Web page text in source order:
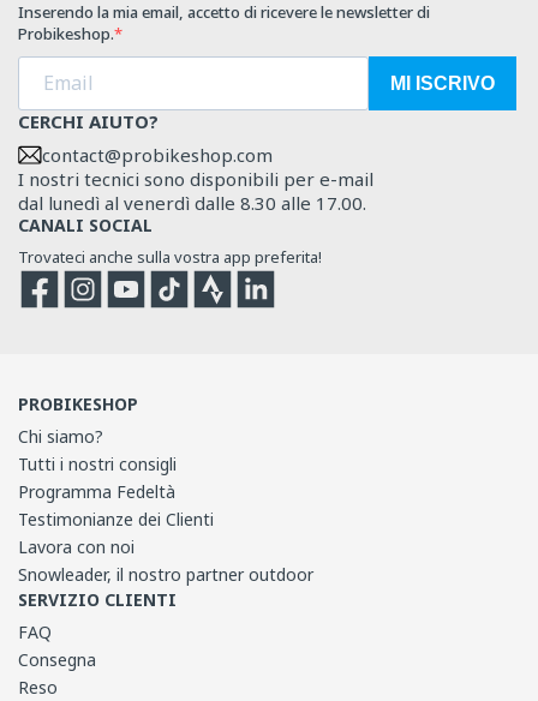
Inserendo la mia email, accetto di ricevere le newsletter di
Probikeshop.
MI ISCRIVO
CERCHI AIUTO?
contact@probikeshop.com
I nostri tecnici sono disponibili per e-mail
dal lunedì al venerdì dalle 8.30 alle 17.00.
CANALI SOCIAL
Trovateci anche sulla vostra app preferita!
FacebookInstagram
YouTubeTikTokStrava
PROBIKESHOP
Chi siamo?
Tutti i nostri consigli
Programma Fedeltà
Testimonianze dei Clienti
Lavora con noi
Snowleader, il nostro partner outdoor
SERVIZIO CLIENTI
FAQ
Consegna
Reso